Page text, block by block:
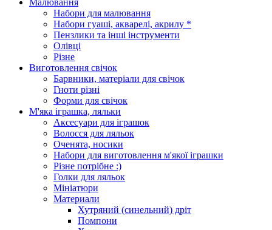
Набори для малювання
Набори гуаші, акварелі, акрилу *
Пензлики та інші інструменти
Олівці
Різне
Виготовлення свічок
Барвники, матеріали для свічок
Гноти різні
Форми для свічок
М'яка іграшка, ляльки
Аксесуари для іграшок
Волосся для ляльок
Оченята, носики
Набори для виготовлення м'якої іграшки
Різне потрібне :)
Голки для ляльок
Мініатюри
Материали
Хутряний (синельний) дріт
Помпони